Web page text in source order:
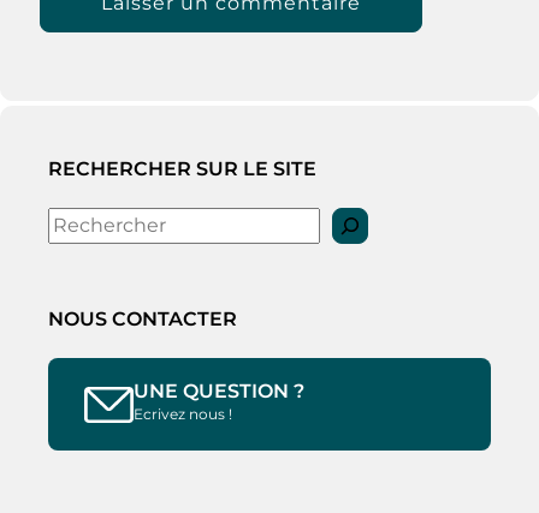
RECHERCHER SUR LE SITE
Rechercher
NOUS CONTACTER
UNE QUESTION ?
Ecrivez nous !